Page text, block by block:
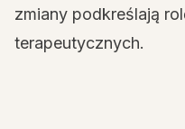
zmiany podkreślają
terapeutycznych.